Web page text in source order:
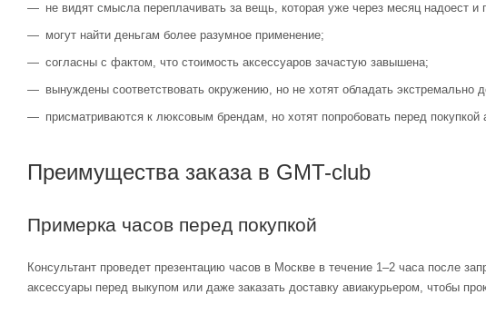
не видят смысла переплачивать за вещь, которая уже через месяц надоест и
могут найти деньгам более разумное применение;
согласны с фактом, что стоимость аксессуаров зачастую завышена;
вынуждены соответствовать окружению, но не хотят обладать экстремально
присматриваются к люксовым брендам, но хотят попробовать перед
Преимущества заказа в GMT-club
Примерка часов перед покупкой
Консультант проведет презентацию часов в Москве в течение 1–2 часа после
аксессуары перед выкупом или даже заказать доставку авиакурьером, чтобы